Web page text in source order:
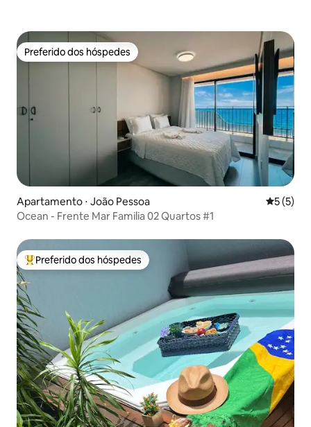
Preferido dos hóspedes
Preferido dos hóspedes
Apartamento ⋅ João Pessoa 5 de
5 (5)
Ocean - Frente Mar Familia 02 Quartos #1
Entre os melhores preferidos dos hóspedes
Preferido dos hóspedes